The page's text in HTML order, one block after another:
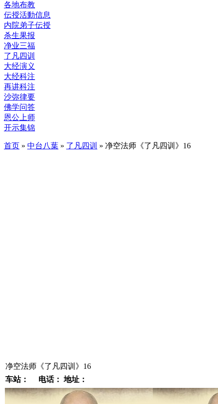
各地布教
伝授活動信息
内院弟子伝授
杀生果报
净业三福
了凡四训
大经演义
大经科注
再讲科注
沙弥律要
佛学问答
恩公上师
开示集锦
首页 » 中台八葉 » 了凡四训 » 净空法师《了凡四训》16
净空法师《了凡四训》16
车站：
电话： 地址：